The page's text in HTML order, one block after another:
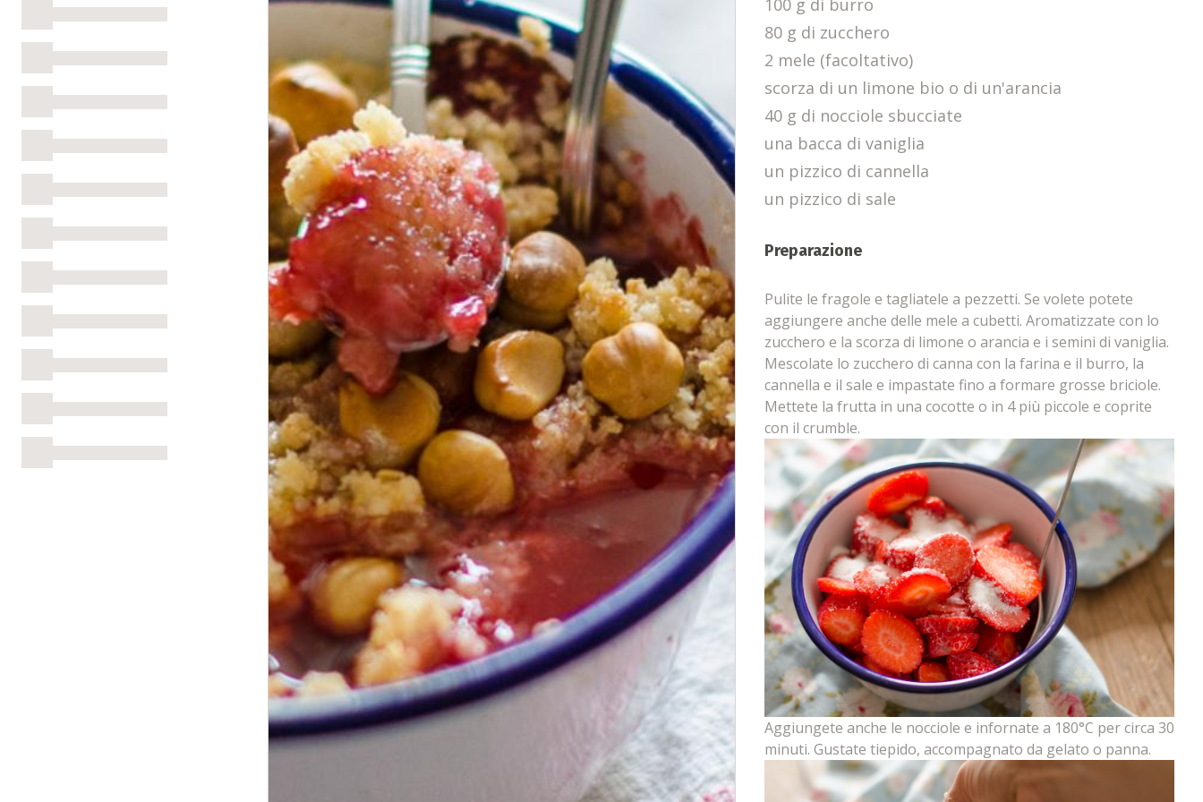
100 g di burro
80 g di zucchero
2 mele (facoltativo)
scorza di un limone bio o di un'arancia
40 g di nocciole sbucciate
una bacca di vaniglia
un pizzico di cannella
un pizzico di sale
Preparazione
Pulite le fragole e tagliatele a pezzetti. Se volete potete
aggiungere anche delle mele a cubetti. Aromatizzate con lo
zucchero e la scorza di limone o arancia e i semini di vaniglia.
Mescolate lo zucchero di canna con la farina e il burro, la
cannella e il sale e impastate fino a formare grosse briciole.
Mettete la frutta in una cocotte o in 4 più piccole e coprite
con il crumble.
Aggiungete anche le nocciole e infornate a 180°C per circa 30
minuti. Gustate tiepido, accompagnato da gelato o panna.